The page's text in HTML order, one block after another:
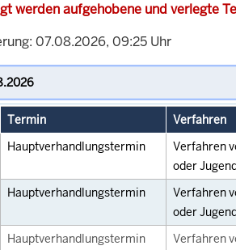
werden aufgehobene und verlegte
07.08.2026, 09:25 Uhr
Termin Verfahren
Hauptverhandlungstermin
Verfahren
oder
Hauptverhandlungstermin
Verfahren
oder
Hauptverhandlungstermin
Verfahren